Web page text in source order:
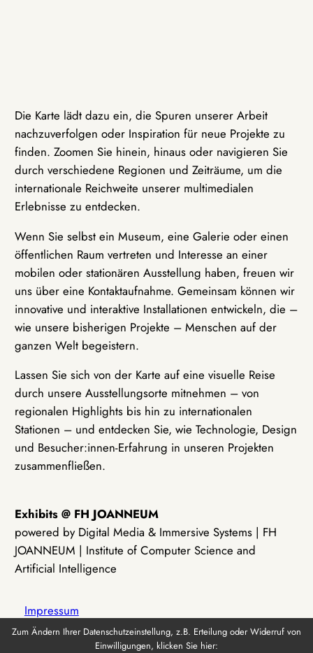
Die Karte lädt dazu ein, die Spuren unserer Arbeit
nachzuverfolgen oder Inspiration für neue Projekte zu
finden. Zoomen Sie hinein, hinaus oder navigieren Sie
durch verschiedene Regionen und Zeiträume, um die
internationale Reichweite unserer multimedialen
Erlebnisse zu entdecken.
Wenn Sie selbst ein Museum, eine Galerie oder einen
öffentlichen Raum vertreten und Interesse an einer
mobilen oder stationären Ausstellung haben, freuen wir
uns über eine Kontaktaufnahme. Gemeinsam können wir
innovative und interaktive Installationen entwickeln, die –
wie unsere bisherigen Projekte – Menschen auf der
ganzen Welt begeistern.
Lassen Sie sich von der Karte auf eine visuelle Reise
durch unsere Ausstellungsorte mitnehmen – von
regionalen Highlights bis hin zu internationalen
Stationen – und entdecken Sie, wie Technologie, Design
und Besucher:innen-Erfahrung in unseren Projekten
zusammenfließen.
Exhibits @ FH JOANNEUM
powered by Digital Media & Immersive Systems | FH
JOANNEUM | Institute of Computer Science and
Artificial Intelligence
Impressum
Zum Ändern Ihrer Datenschutzeinstellung, z.B. Erteilung oder Widerruf von
Einwilligungen, klicken Sie hier: